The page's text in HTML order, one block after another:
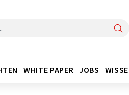
WHITE PAPER JOBS